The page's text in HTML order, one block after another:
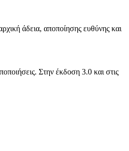
άδεια, αποποίησης ευθύνης και
Στην έκδοση 3.0 και στις